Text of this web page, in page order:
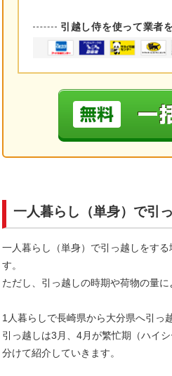
引越し侍を使って業者
一人暮らし（単身）で引
一人暮らし（単身）で引っ越しをす
す。
ただし、引っ越しの時期や荷物の量
1人暮らしで長崎県から大分県へ引っ
引っ越しは3月、4月が繁忙期（ハイ
分けて紹介していきます。